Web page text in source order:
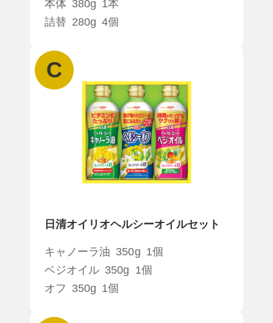
本体 380g 1本
詰替 280g 4個
C
日清オイリオヘルシーオイルセット
キャノーラ油 350g 1個
ベジオイル 350g 1個
オフ 350g 1個